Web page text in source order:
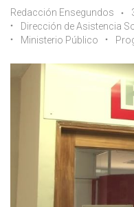
Redacción Ensegundos
Dirección de Asistencia
Ministerio Público